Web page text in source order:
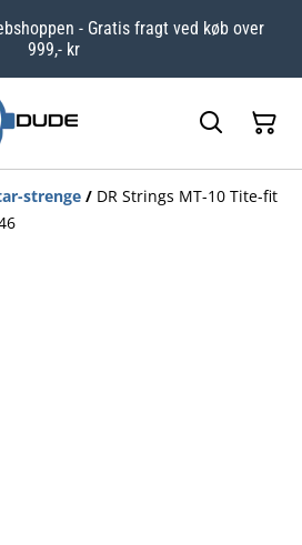
- Gratis fragt ved køb over
999,- kr
strenge / DR Strings MT-10 Tite-fit